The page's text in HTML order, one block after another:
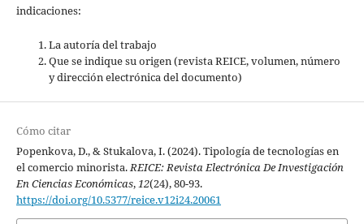
indicaciones:
La autoría del trabajo
Que se indique su origen (revista REICE, volumen, número
y dirección electrónica del documento)
Cómo citar
Popenkova, D., & Stukalova, I. (2024). Tipología de tecnologías en
el comercio minorista.REICE: Revista Electrónica De Investigación
En Ciencias Económicas,12(24), 80-93.
https://doi.org/10.5377/reice.v12i24.20061